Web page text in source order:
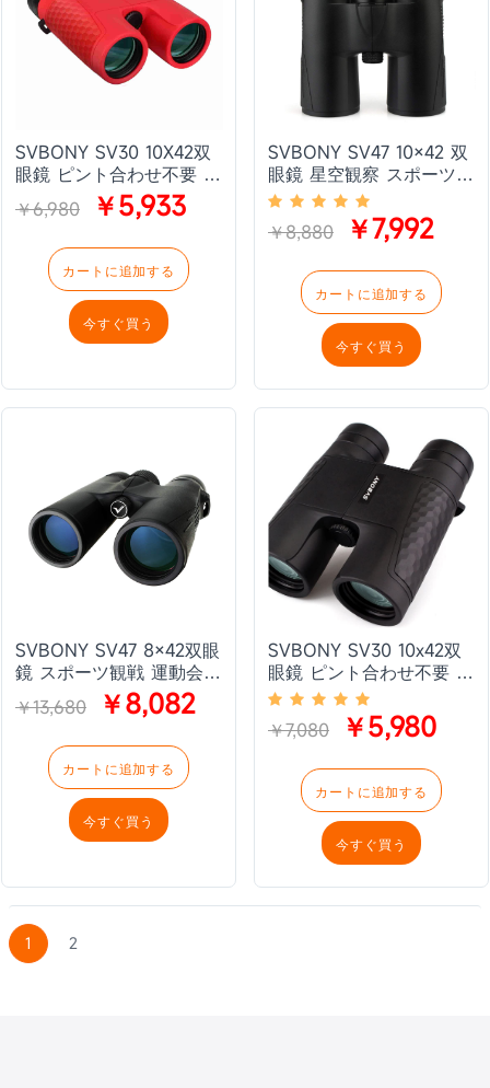
SVBONY SV30 10X42双
眼鏡 ピント合わせ不要 ス
ポーツ観戦 運動会向き 赤
色
￥6,980 ￥5,933
カートに追加する
今すぐ買う
SVBONY SV47 10×42 双
眼鏡 星空観察 スポーツ観
戦 野鳥観察向け
￥8,880
￥7,992
カートに追加する
今すぐ買う
SVBONY SV47 8×42双眼
鏡 スポーツ観戦 運動会
ライブ 自然観察向き
￥13,680 ￥8,082
カートに追加する
今すぐ買う
SVBONY SV30 10x42双
眼鏡 ピント合わせ不要 コ
ンサート ライブ 運動会向
￥7,080 ￥5,980
カートに追加する
今すぐ買う
1 2